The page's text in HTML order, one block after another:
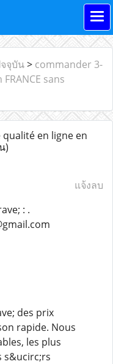
จุบัน> commander 3-
sans
en ligne en
)
แจ้งลบ
: .
des prix
rapide. Nous
les plus
s&ucirc;rs